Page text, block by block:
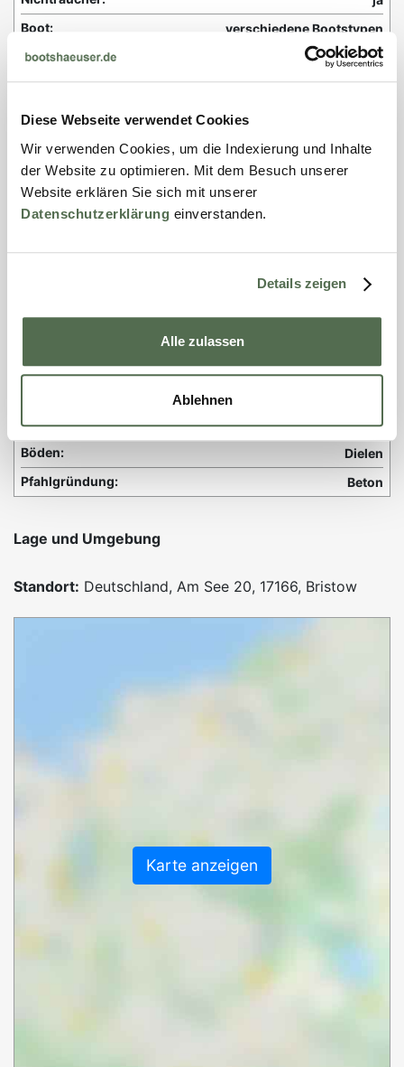
Diese Webseite verwendet Cookies
Wir verwenden Cookies, um die Indexierung und Inhalte
der Website zu optimieren. Mit dem Besuch unserer
Website erklären Sie sich mit unserer
Datenschutzerklärung einverstanden.
Details zeigen
Alle zulassen
Ablehnen
Boot:
verschiedene Bootstypen
Technische Ausstattung
TV / SAT:
Einbauküche:
Geschirrspüler:
ja
Baumaterial
Reetdach, 2017 neu gedeckt
Wände:
Vollholz
Böden:
Dielen
Pfahlgründung:
Beton
Lage und Umgebung
Standort: Deutschland, Am See 20, 17166, Bristow
Karte anzeigen